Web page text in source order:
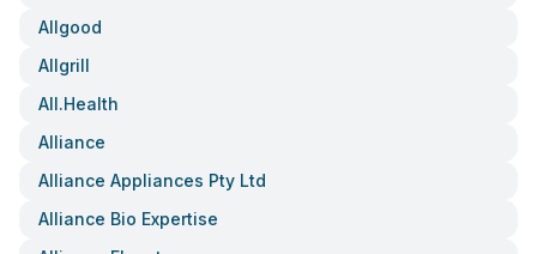
Allgood
Allgrill
All.health
Alliance
Alliance Appliances Pty Ltd
Alliance Bio Expertise